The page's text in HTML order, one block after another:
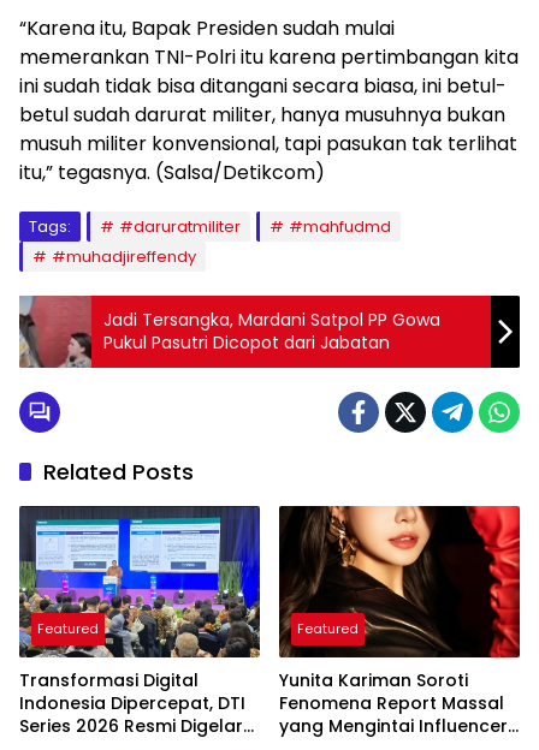
“Karena itu, Bapak Presiden sudah mulai
memerankan TNI-Polri itu karena pertimbangan kita
ini sudah tidak bisa ditangani secara biasa, ini betul-
betul sudah darurat militer, hanya musuhnya bukan
musuh militer konvensional, tapi pasukan tak terlihat
itu,” tegasnya. (Salsa/Detikcom)
Tags: #daruratmiliter
#mahfudmd
#muhadjireffendy
Jadi Tersangka, Mardani Satpol PP Gowa
Pukul Pasutri Dicopot dari Jabatan
Related Posts
Featured
Transformasi Digital
Indonesia Dipercepat, DTI
Series 2026 Resmi Digelar
Featured
Yunita Kariman Soroti
Fenomena Report Massal
yang Mengintai Influencer,